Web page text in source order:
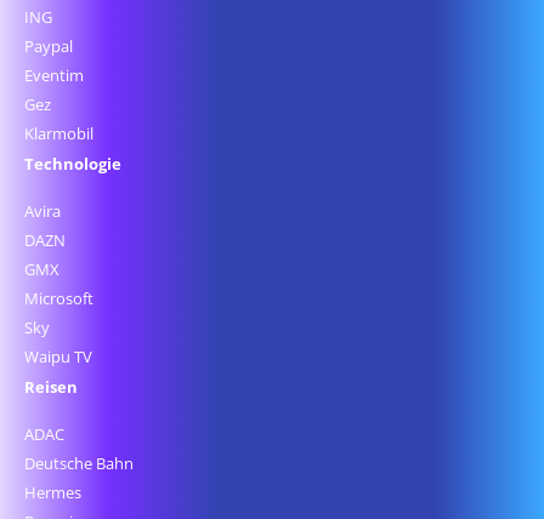
ING
Paypal
Eventim
Gez
Klarmobil
Technologie
Avira
DAZN
GMX
Microsoft
Sky
Waipu TV
Reisen
ADAC
Deutsche Bahn
Hermes